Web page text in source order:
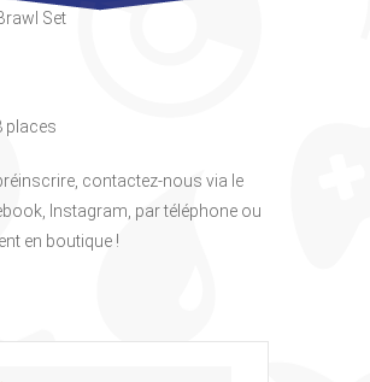
Contact & Accès
Set
places
contactez-nous via le
Instagram, par téléphone ou
en boutique !